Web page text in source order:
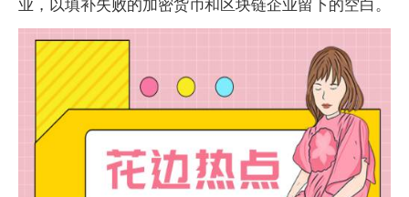
业，以填补失败的加密货币和区块链企业留下的空白。